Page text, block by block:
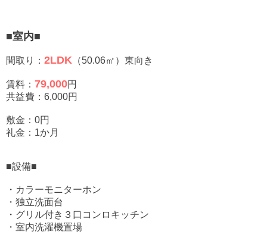
■室内■
間取り： 2LDK （50.06㎡）東向き
賃料： 79,000円
共益費：6,000円
敷金：0円
礼金：1か月
■設備■
・カラーモニターホン
・独立洗面台
・グリル付き３口コンロキッチン
・室内洗濯機置場